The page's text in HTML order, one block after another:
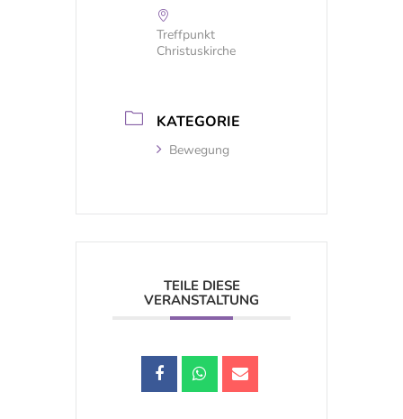
Treffpunkt
Christuskirche
KATEGORIE
Bewegung
TEILE DIESE
VERANSTALTUNG